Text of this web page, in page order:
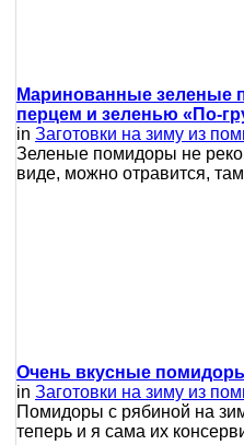
Маринованные зеленые
перцем и зеленью «По-
in Заготовки на зиму из
Зеленые помидоры не
виде, можно отравится,
Очень вкусные
in Заготовки на зиму из
Помидоры с рябиной на
теперь и я сама их